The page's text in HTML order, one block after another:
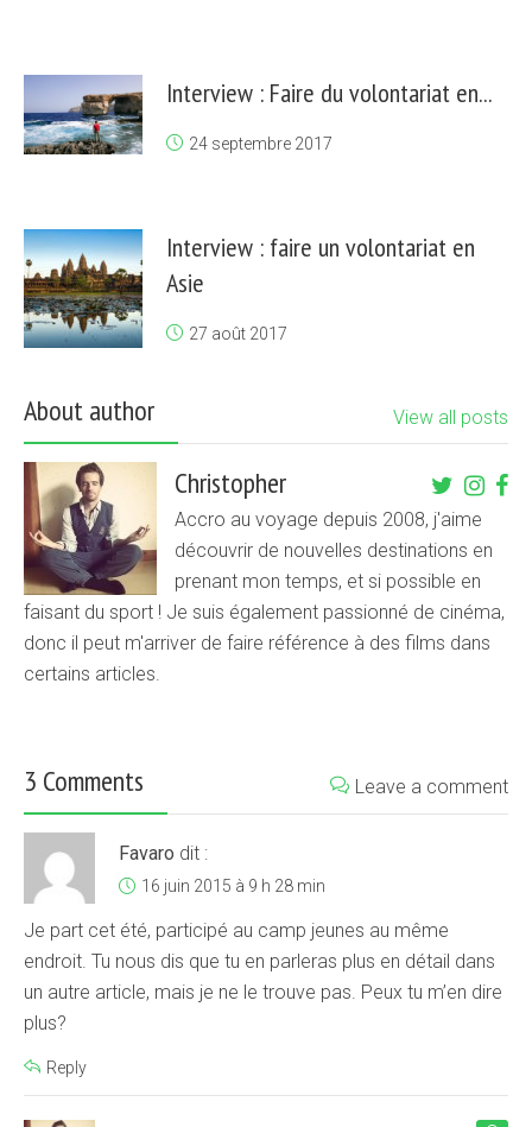
Interview : Faire du volontariat en...
24 septembre 2017
Interview : faire un volontariat en
Asie
27 août 2017
About author View all posts
Christopher
Accro au voyage depuis 2008, j'aime
découvrir de nouvelles destinations en
prenant mon temps, et si possible en
faisant du sport ! Je suis également passionné de cinéma,
donc il peut m'arriver de faire référence à des films dans
certains articles.
3 Comments Leave a comment
Favaro dit :
16 juin 2015 à 9 h 28 min
Je part cet été, participé au camp jeunes au même
endroit. Tu nous dis que tu en parleras plus en détail dans
un autre article, mais je ne le trouve pas. Peux tu m’en dire
plus?
Reply